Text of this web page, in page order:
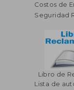
Costos de
Seguridad
Libro de
Lista de